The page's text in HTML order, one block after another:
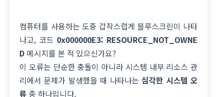
컴퓨터를 사용하는 도중 갑작스럽게 블루스크린이 나타
나고, 코드 0x000000E3: RESOURCE_NOT_OWNE
D 메시지를 본 적 있으신가요?
이 오류는 단순한 충돌이 아니라 시스템 내부 리소스 관
리에서 문제가 발생했을 때 나타나는심각한 시스템 오
류 중 하나입니다.